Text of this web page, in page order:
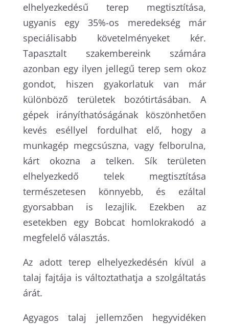
elhelyezkedésű terep megtisztítása,
ugyanis egy 35%-os meredekség már
speciálisabb követelményeket kér.
Tapasztalt szakembereink számára
azonban egy ilyen jellegű terep sem okoz
gondot, hiszen gyakorlatuk van már
különböző területek bozótirtásában. A
gépek irányíthatóságának köszönhetően
kevés eséllyel fordulhat elő, hogy a
munkagép megcsúszna, vagy felborulna,
kárt okozna a telken. Sík területen
elhelyezkedő telek megtisztítása
természetesen könnyebb, és ezáltal
gyorsabban is lezajlik. Ezekben az
esetekben egy Bobcat homlokrakodó a
megfelelő választás.
Az adott terep elhelyezkedésén kívül a
talaj fajtája is változtathatja a szolgáltatás
árát.
Agyagos talaj jellemzően hegyvidéken